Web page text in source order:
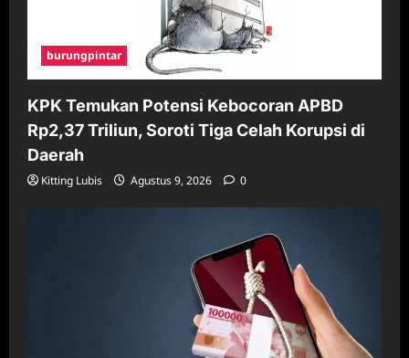
burungpintar
KPK Temukan Potensi Kebocoran APBD
Rp2,37 Triliun, Soroti Tiga Celah Korupsi di
Daerah
Kitting Lubis Agustus 9, 2026 0